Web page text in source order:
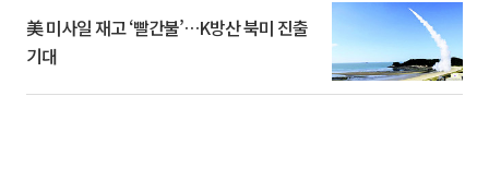
美 미사일 재고 ‘빨간불’…K방산 북미 진출
기대